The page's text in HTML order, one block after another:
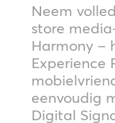
Neem
store
Harmony –
Experience
eenvoudig
Digital